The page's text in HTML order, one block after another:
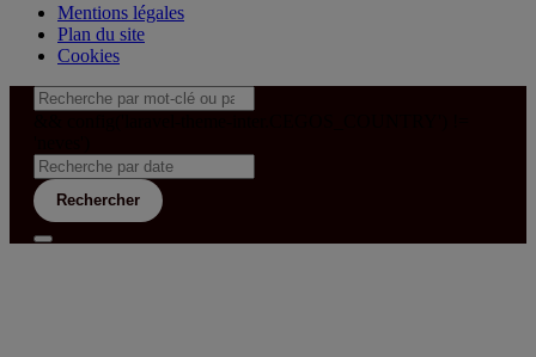
Mentions légales
Plan du site
Cookies
Rechercher